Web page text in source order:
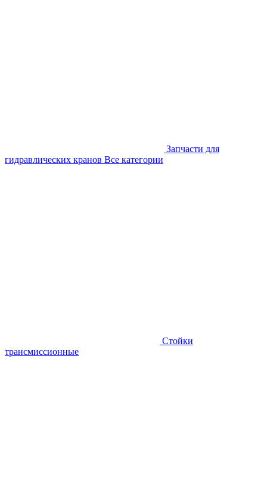
Запчасти для
гидравлических кранов Все категории
Стойки
трансмиссионные